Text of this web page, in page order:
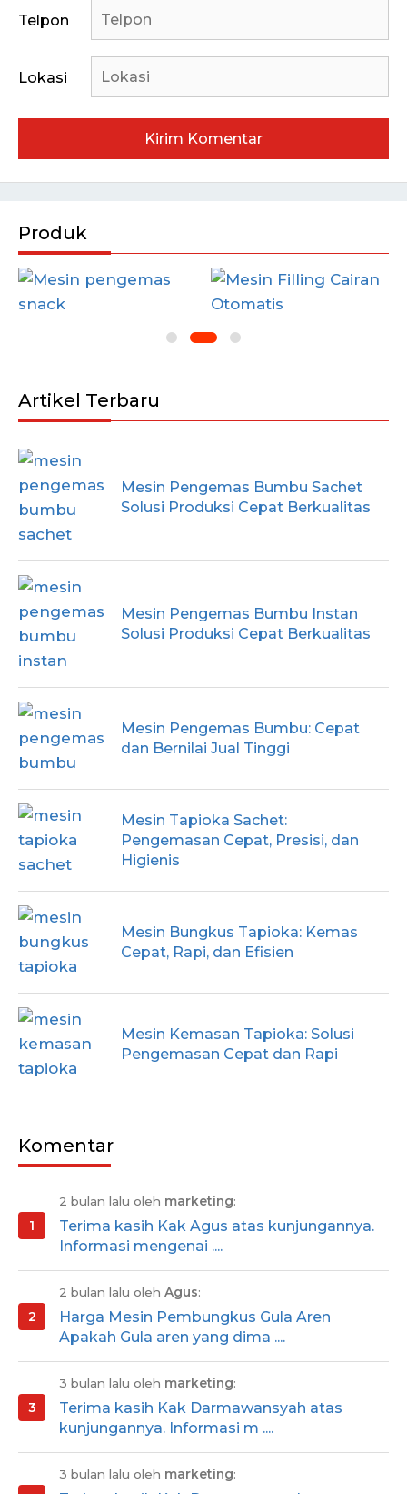
Telpon
Lokasi
Produk
Artikel Terbaru
Mesin Pengemas Bumbu Sachet
Solusi Produksi Cepat Berkualitas
Mesin Pengemas Bumbu Instan
Solusi Produksi Cepat Berkualitas
Mesin Pengemas Bumbu: Cepat
dan Bernilai Jual Tinggi
Mesin Tapioka Sachet:
Pengemasan Cepat, Presisi, dan
Higienis
Mesin Bungkus Tapioka: Kemas
Cepat, Rapi, dan Efisien
Mesin Kemasan Tapioka: Solusi
Pengemasan Cepat dan Rapi
Komentar
2 bulan lalu oleh marketing:
Terima kasih Kak Agus atas kunjungannya.
Informasi mengenai ....
2 bulan lalu oleh Agus:
Harga Mesin Pembungkus Gula Aren
Apakah Gula aren yang dima ....
3 bulan lalu oleh marketing:
Terima kasih Kak Darmawansyah atas
kunjungannya. Informasi m ....
3 bulan lalu oleh marketing: